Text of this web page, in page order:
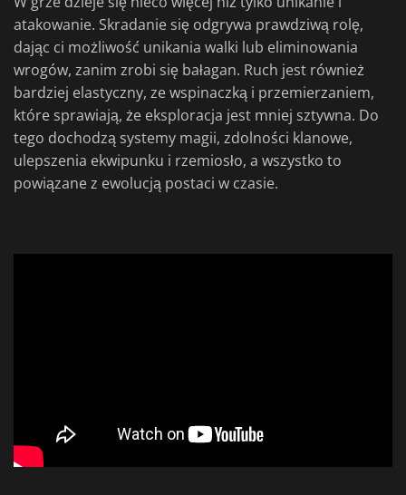
atakowanie. Skradanie się odgrywa prawdziwą rolę,
dając ci możliwość unikania walki lub eliminowania
wrogów, zanim zrobi się bałagan. Ruch jest również
bardziej elastyczny, ze wspinaczką i przemierzaniem,
które sprawiają, że eksploracja jest mniej sztywna. Do
tego dochodzą systemy magii, zdolności klanowe,
ulepszenia ekwipunku i rzemiosło, a wszystko to
powiązane z ewolucją postaci w czasie.